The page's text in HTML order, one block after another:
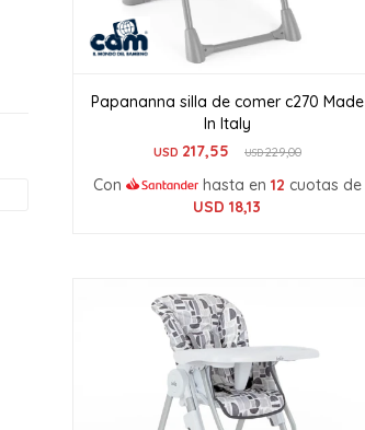
Papananna silla de comer c270 Made
In Italy
USD 217,55 USD229,00
Con hasta en 12 cuotas de
USD 18,13